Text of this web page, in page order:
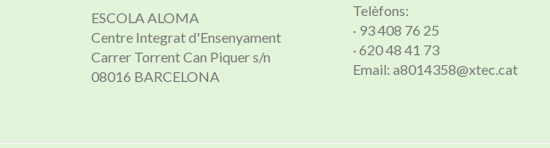
ESCOLA ALOMA
Centre Integrat d'Ensenyament
Carrer Torrent Can Piquer s/n
08016 BARCELONA
Telèfons:
· 93 408 76 25
· 620 48 41 73
Email: a8014358@xtec.cat